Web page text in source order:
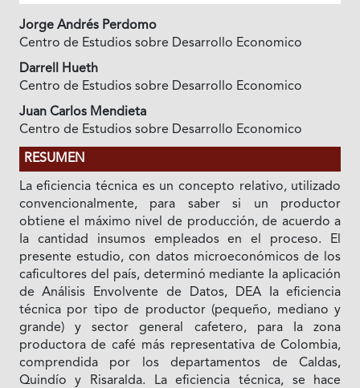
Jorge Andrés Perdomo
Centro de Estudios sobre Desarrollo Economico
Darrell Hueth
Centro de Estudios sobre Desarrollo Economico
Juan Carlos Mendieta
Centro de Estudios sobre Desarrollo Economico
RESUMEN
La eficiencia técnica es un concepto relativo, utilizado
convencionalmente, para saber si un productor
obtiene el máximo nivel de producción, de acuerdo a
Ia cantidad insumos empleados en el proceso. El
presente estudio, con datos microeconómicos de los
caficultores del país, determinó mediante Ia aplicación
de Análisis Envolvente de Datos, DEA Ia eficiencia
técnica por tipo de productor (pequeño, mediano y
grande) y sector general cafetero, para Ia zona
productora de café más representativa de Colombia,
comprendida por los departamentos de Caldas,
Quindío y Risaralda. La eficiencia técnica, se hace